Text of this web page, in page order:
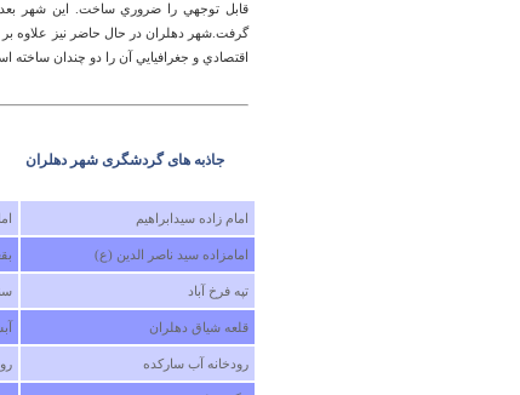
قابل توجهي را ضروري ساخت. اين شهر
گرفت.شهر دهلران در حال حاضر نيز علاوه
اقتصادي و جغرافيايي آن را دو چندان ساخته
جاذبه های گردشگری شهر دهلران
امام زاده سيدابراهيم
امامزاده سيد ناصر الدين (ع)
تپه فرخ آباد
قلعه شياق دهلران
رودخانه آب سارکده